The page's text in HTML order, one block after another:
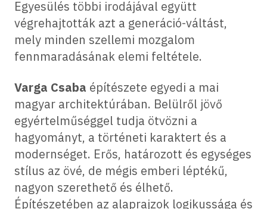
Egyesülés többi irodájával együtt
végrehajtották azt a generáció-váltást,
mely minden szellemi mozgalom
fennmaradásának elemi feltétele.
Varga Csaba építészete egyedi a mai
magyar architektúrában. Belülről jövő
egyértelműséggel tudja ötvözni a
hagyományt, a történeti karaktert és a
modernséget. Erős, határozott és egységes
stílus az övé, de mégis emberi léptékű,
nagyon szerethető és élhető.
Építészetében az alaprajzok logikussága és